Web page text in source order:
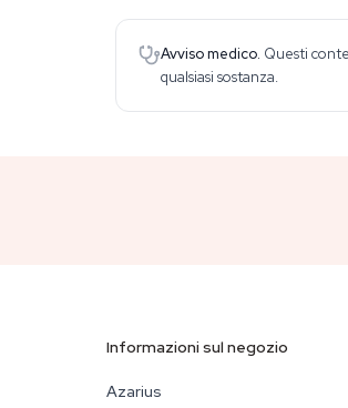
Avviso medico. Questi
qualsiasi sostanza.
Informazioni sul negozio
Azarius